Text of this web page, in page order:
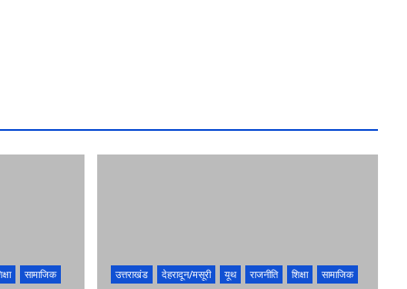
सामाजिक उत्तराखंड देहरादून/मसूरी यूथ राजनीति शिक्षा सामाजिक